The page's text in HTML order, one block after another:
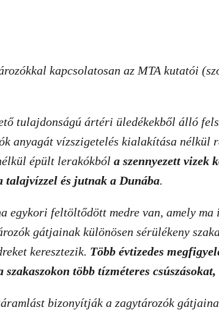
kapcsolatosan az MTA kutatói
tulajdonságú ártéri üledékekből álló
anyagát vízszigetelés kialakítása nélkül
épült lerakókból a szennyezett vizek
talajvízzel és jutnak a Dunába.
egykori feltöltődött medre van, amely
gátjainak különösen sérülékeny
keresztezik. Több évtizedes
több tízméteres
bizonyítják a zagytározók